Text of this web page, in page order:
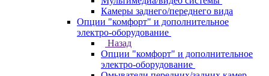
Камеры заднего/переднего вида
Опции "комфорт" и дополнительное
электро-оборудование
Назад
Опции "комфорт" и дополнительное
электро-оборудование